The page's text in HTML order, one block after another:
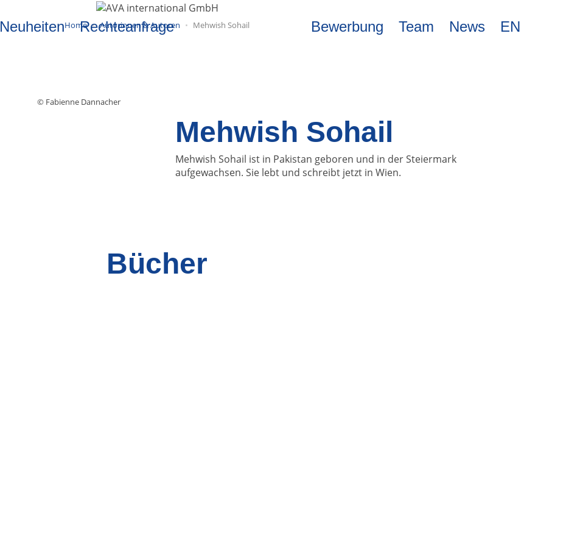
Neuheiten Rechteanfrage Bewerbung Team News EN
Home Autorinnen & Autoren Mehwish Sohail
© Fabienne Dannacher
Mehwish Sohail
Mehwish Sohail ist in Pakistan geboren und in der Steiermark
aufgewachsen. Sie lebt und schreibt jetzt in Wien.
Bücher